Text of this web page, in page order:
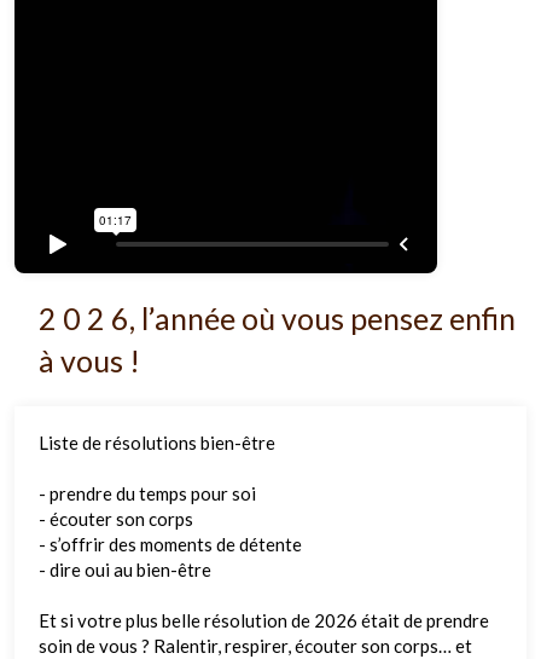
2 0 2 6, l’année où vous pensez enfin
à vous !
Liste de résolutions bien-être
- prendre du temps pour soi
- écouter son corps
- s’offrir des moments de détente
- dire oui au bien-être
Et si votre plus belle résolution de 2026 était de prendre
soin de vous ? Ralentir, respirer, écouter son corps… et